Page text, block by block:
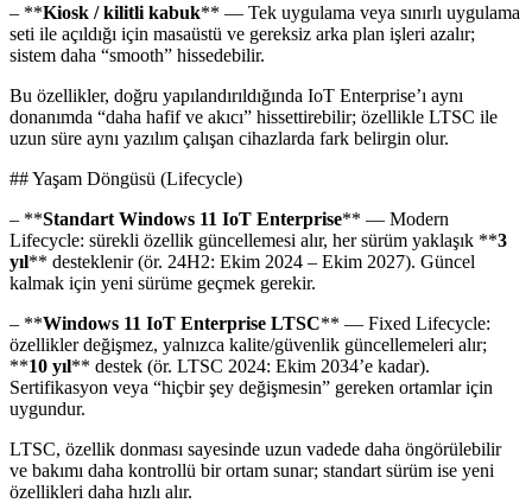
– **Kiosk / kilitli kabuk** — Tek uygulama veya sınırlı uygulama
seti ile açıldığı için masaüstü ve gereksiz arka plan işleri azalır;
sistem daha “smooth” hissedebilir.
Bu özellikler, doğru yapılandırıldığında IoT Enterprise’ı aynı
donanımda “daha hafif ve akıcı” hissettirebilir; özellikle LTSC ile
uzun süre aynı yazılım çalışan cihazlarda fark belirgin olur.
## Yaşam Döngüsü (Lifecycle)
– **Standart Windows 11 IoT Enterprise** — Modern
Lifecycle: sürekli özellik güncellemesi alır, her sürüm yaklaşık **3
yıl** desteklenir (ör. 24H2: Ekim 2024 – Ekim 2027). Güncel
kalmak için yeni sürüme geçmek gerekir.
– **Windows 11 IoT Enterprise LTSC** — Fixed Lifecycle:
özellikler değişmez, yalnızca kalite/güvenlik güncellemeleri alır;
**10 yıl** destek (ör. LTSC 2024: Ekim 2034’e kadar).
Sertifikasyon veya “hiçbir şey değişmesin” gereken ortamlar için
uygundur.
LTSC, özellik donması sayesinde uzun vadede daha öngörülebilir
ve bakımı daha kontrollü bir ortam sunar; standart sürüm ise yeni
özellikleri daha hızlı alır.